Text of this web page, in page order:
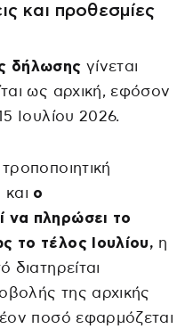
και προθεσμίες
δήλωσης γίνεται
ως αρχική, εφόσον
Ιουλίου 2026.
ο
να πληρώσει το
το τέλος Ιουλίου, η
διατηρείται
της αρχικής
ποσό εφαρμόζεται